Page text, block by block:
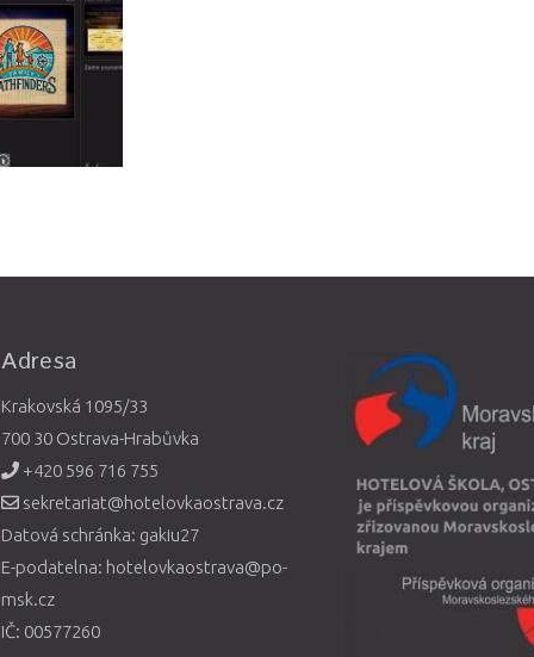
Adresa
Krakovská 1095/33
700 30 Ostrava-Hrabůvka
+420 596 716 755
sekretariat@hotelovkaostrava.cz
Datová schránka: gakiu27
E-podatelna: hotelovkaostrava@po-
msk.cz
IČ: 00577260